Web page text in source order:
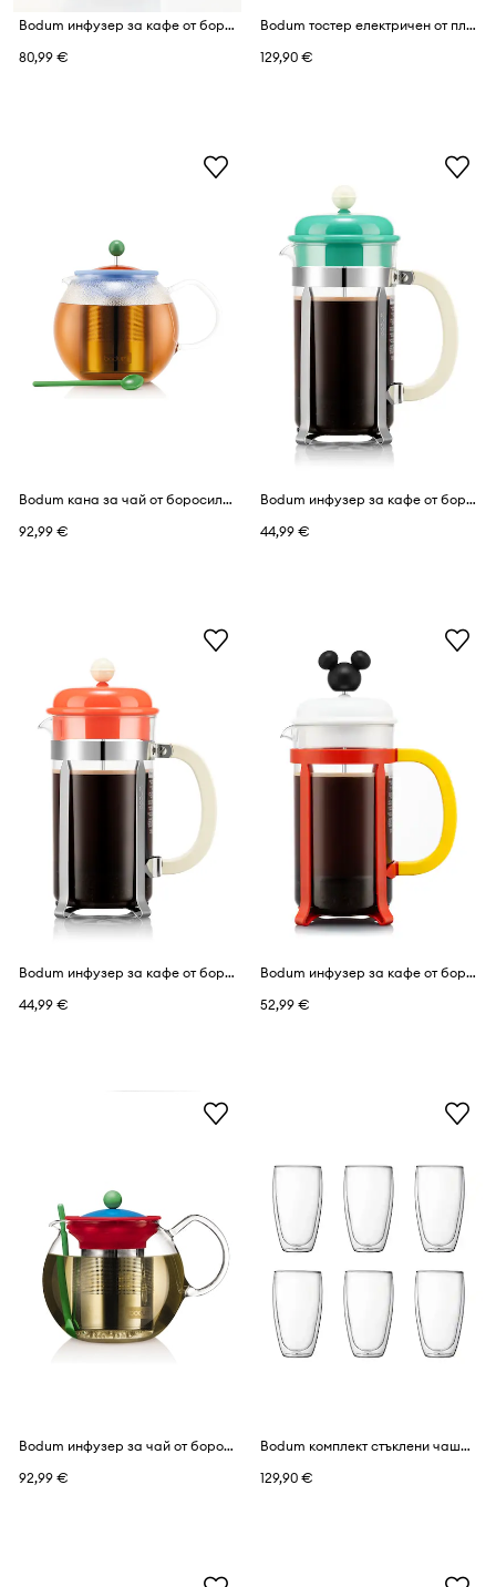
Bodum инфузер за кафе от боросиликатно стъкло MoMA Caffettiera 1 l
80,99 €
Bodum тостер електричен от пластмаса Bistro Disney-Mickey
129,90 €
Bodum кана за чай от боросиликатно стъкло MoMA Assam 1 l
92,99 €
Bodum инфузер за кафе от боросиликатно стъкло Caffettiera 1 l
44,99 €
Bodum инфузер за кафе от боросиликатно стъкло Caffettiera 1 l
44,99 €
Bodum инфузер за кафе от боросиликатно стъкло Jawa Disney-Mickey 1 l
52,99 €
Bodum инфузер за чай от боросиликатно стъкло MoMA Assam 1 l
92,99 €
Bodum комплект стъклени чаши от боросиликатно стъкло Pavina 0,45 l
129,90 €